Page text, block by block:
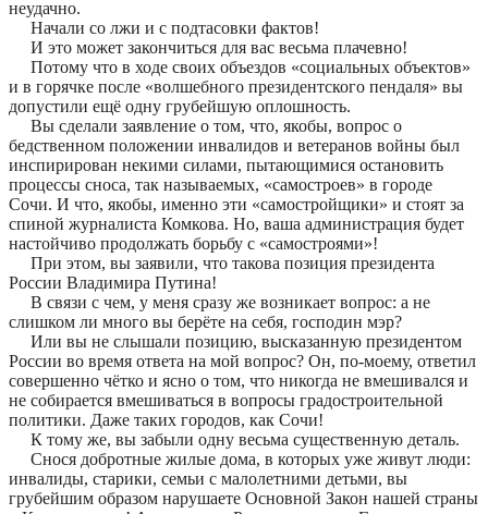
неудачно.
Начали со лжи и с подтасовки фактов!
И это может закончиться для вас весьма плачевно!
Потому что в ходе своих объездов «социальных объектов»
и в горячке после «волшебного президентского пендаля» вы
допустили ещё одну грубейшую оплошность.
Вы сделали заявление о том, что, якобы, вопрос о
бедственном положении инвалидов и ветеранов войны был
инспирирован некими силами, пытающимися остановить
процессы сноса, так называемых, «самостроев» в городе
Сочи. И что, якобы, именно эти «самостройщики» и стоят за
спиной журналиста Комкова. Но, ваша администрация будет
настойчиво продолжать борьбу с «самостроями»!
При этом, вы заявили, что такова позиция президента
России Владимира Путина!
В связи с чем, у меня сразу же возникает вопрос: а не
слишком ли много вы берёте на себя, господин мэр?
Или вы не слышали позицию, высказанную президентом
России во время ответа на мой вопрос? Он, по-моему, ответил
совершенно чётко и ясно о том, что никогда не вмешивался и
не собирается вмешиваться в вопросы градостроительной
политики. Даже таких городов, как Сочи!
К тому же, вы забыли одну весьма существенную деталь.
Снося добротные жилые дома, в которых уже живут люди:
инвалиды, старики, семьи с малолетними детьми, вы
грубейшим образом нарушаете Основной Закон нашей страны